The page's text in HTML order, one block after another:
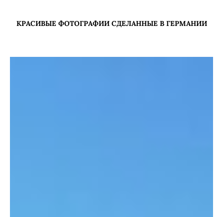
КРАСИВЫЕ ФОТОГРАФИИ СДЕЛАННЫЕ В ГЕРМАНИИ